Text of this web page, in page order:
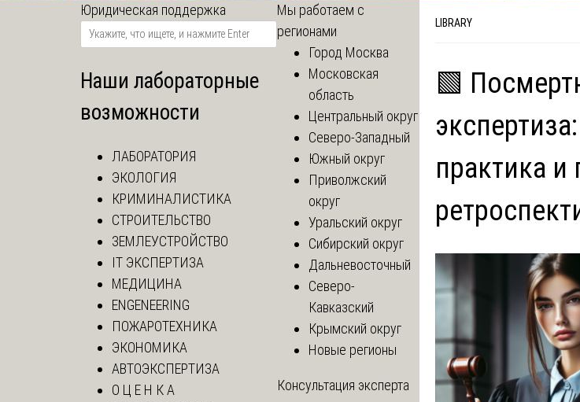
LIBRARY
🟩
практика и
Юридическая поддержка
Наши лабораторные
возможности
ЛАБОРАТОРИЯ
ЭКОЛОГИЯ
КРИМИНАЛИСТИКА
СТРОИТЕЛЬСТВО
ЗЕМЛЕУСТРОЙСТВО
IT ЭКСПЕРТИЗА
МЕДИЦИНА
ENGENEERING
ПОЖАРОТЕХНИКА
ЭКОНОМИКА
АВТОЭКСПЕРТИЗА
О Ц Е Н К А
Мы работаем с
регионами
Город Москва
Московская
область
Центральный округ
Северо-Западный
Южный округ
Приволжский
округ
Уральский округ
Сибирский округ
Дальневосточный
Северо-
Кавказский
Крымский округ
Новые регионы
Консультация эксперта